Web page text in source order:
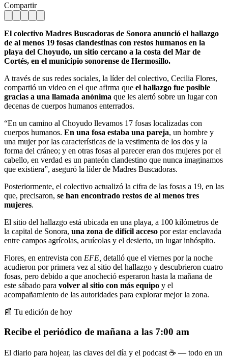
Compartir
El colectivo Madres Buscadoras de Sonora anunció el hallazgo
de al menos 19 fosas clandestinas con restos humanos en la
playa del Choyudo, un sitio cercano a la costa del Mar de
Cortés, en el municipio sonorense de Hermosillo.
A través de sus redes sociales, la líder del colectivo, Cecilia Flores,
compartió un video en el que afirma que el hallazgo fue posible
gracias a una llamada anónima que les alertó sobre un lugar con
decenas de cuerpos humanos enterrados.
“En un camino al Choyudo llevamos 17 fosas localizadas con
cuerpos humanos. En una fosa estaba una pareja, un hombre y
una mujer por las características de la vestimenta de los dos y la
forma del cráneo; y en otras fosas al parecer eran dos mujeres por el
cabello, en verdad es un panteón clandestino que nunca imaginamos
que existiera”, aseguró la líder de Madres Buscadoras.
Posteriormente, el colectivo actualizó la cifra de las fosas a 19, en las
que, precisaron, se han encontrado restos de al menos tres
mujeres.
El sitio del hallazgo está ubicada en una playa, a 100 kilómetros de
la capital de Sonora, una zona de difícil acceso por estar enclavada
entre campos agrícolas, acuícolas y el desierto, un lugar inhóspito.
Flores, en entrevista con EFE, detalló que el viernes por la noche
acudieron por primera vez al sitio del hallazgo y descubrieron cuatro
fosas, pero debido a que anocheció esperaron hasta la mañana de
este sábado para volver al sitio con más equipo y el
acompañamiento de las autoridades para explorar mejor la zona.
📰 Tu edición de hoy
Recibe el periódico de mañana a las 7:00 am
El diario para hojear, las claves del día y el podcast ☕ — todo en un